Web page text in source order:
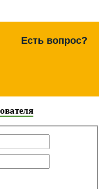
Есть вопрос?